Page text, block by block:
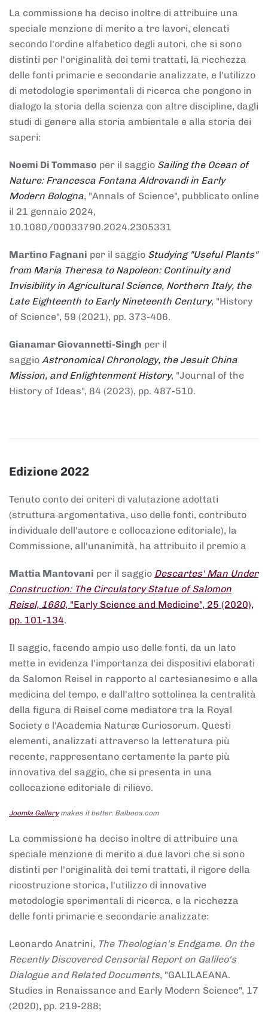
La commissione ha deciso inoltre di attribuire una
speciale menzione di merito a tre lavori, elencati
secondo l'ordine alfabetico degli autori, che si sono
distinti per l'originalità dei temi trattati, la ricchezza
delle fonti primarie e secondarie analizzate, e l'utilizzo
di metodologie sperimentali di ricerca che pongono in
dialogo la storia della scienza con altre discipline, dagli
studi di genere alla storia ambientale e alla storia dei
saperi:
Noemi Di Tommaso per il saggio Sailing the Ocean of
Nature: Francesca Fontana Aldrovandi in Early
Modern Bologna, "Annals of Science", pubblicato online
il 21 gennaio 2024,
10.1080/00033790.2024.2305331
Martino Fagnani per il saggio Studying "Useful Plants"
from Maria Theresa to Napoleon: Continuity and
Invisibility in Agricultural Science, Northern Italy, the
Late Eighteenth to Early Nineteenth Century, "History
of Science", 59 (2021), pp. 373-406.
Gianamar Giovannetti-Singh per il
saggio Astronomical Chronology, the Jesuit China
Mission, and Enlightenment History, "Journal of the
History of Ideas", 84 (2023), pp. 487-510.
Edizione 2022
Tenuto conto dei criteri di valutazione adottati
(struttura argomentativa, uso delle fonti, contributo
individuale dell'autore e collocazione editoriale), la
Commissione, all'unanimità, ha attribuito il premio a
Mattia Mantovani per il saggio Descartes' Man Under
Construction: The Circulatory Statue of Salomon
Reisel, 1680, "Early Science and Medicine", 25 (2020),
pp. 101-134.
Il saggio, facendo ampio uso delle fonti, da un lato
mette in evidenza l'importanza dei dispositivi elaborati
da Salomon Reisel in rapporto al cartesianesimo e alla
medicina del tempo, e dall'altro sottolinea la centralità
della figura di Reisel come mediatore tra la Royal
Society e l'Academia Naturæ Curiosorum. Questi
elementi, analizzati attraverso la letteratura più
recente, rappresentano certamente la parte più
innovativa del saggio, che si presenta in una
collocazione editoriale di rilievo.
Joomla Gallerymakes it better. Balbooa.com
La commissione ha deciso inoltre di attribuire una
speciale menzione di merito a due lavori che si sono
distinti per l'originalità dei temi trattati, il rigore della
ricostruzione storica, l'utilizzo di innovative
metodologie sperimentali di ricerca, e la ricchezza
delle fonti primarie e secondarie analizzate:
Leonardo Anatrini, The Theologian's Endgame. On the
Recently Discovered Censorial Report on Galileo's
Dialogue and Related Documents, "GALILAEANA.
Studies in Renaissance and Early Modern Science", 17
(2020), pp. 219-288;